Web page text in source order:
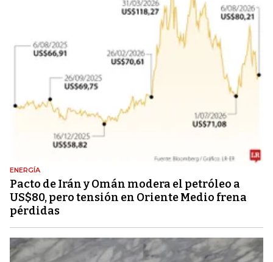
ENERGÍA
Pacto de Irán y Omán modera el petróleo a
US$80, pero tensión en Oriente Medio frena
pérdidas